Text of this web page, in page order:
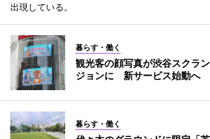
出現している。
暮らす・働く
観光客の顔写真が渋谷スクラ
ジョンに 新サービス始動へ
暮らす・働く